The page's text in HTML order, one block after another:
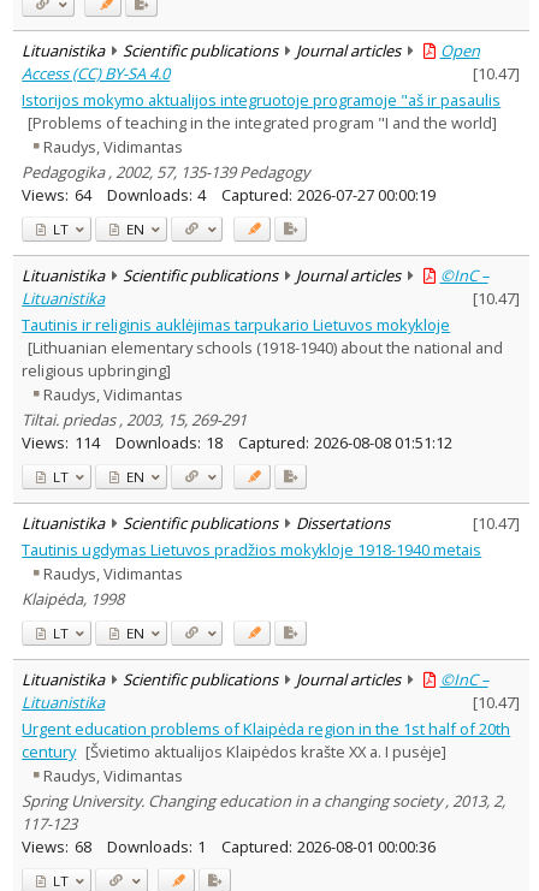
Lituanistika Scientific publications Journal articles
Open
Access (CC) BY-SA 4.0
[10.47]
Istorijos mokymo aktualijos integruotoje programoje "aš ir pasaulis
[Problems of teaching in the integrated program "I and the world]
Raudys, Vidimantas
Pedagogika , 2002, 57, 135-139 Pedagogy
Views: 64 Downloads: 4 Captured: 2026-07-27 00:00:19
LT EN
Lituanistika Scientific publications Journal articles
©InC –
Lituanistika
[10.47]
Tautinis ir religinis auklėjimas tarpukario Lietuvos mokykloje
[Lithuanian elementary schools (1918-1940) about the national and
religious upbringing]
Raudys, Vidimantas
Tiltai. priedas , 2003, 15, 269-291
Views: 114 Downloads: 18 Captured: 2026-08-08 01:51:12
LT EN
Lituanistika Scientific publications Dissertations [10.47]
Tautinis ugdymas Lietuvos pradžios mokykloje 1918-1940 metais
Raudys, Vidimantas
Klaipėda, 1998
LT EN
Lituanistika Scientific publications Journal articles
©InC –
Lituanistika
[10.47]
Urgent education problems of Klaipėda region in the 1st half of 20th
century [Švietimo aktualijos Klaipėdos krašte XX a. I pusėje]
Raudys, Vidimantas
Spring University. Changing education in a changing society , 2013, 2,
117-123
Views: 68 Downloads: 1 Captured: 2026-08-01 00:00:36
LT